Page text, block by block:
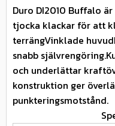
Duro DI2010 Buffalo
tjocka klackar för att
terrängVinklade
snabb
och underlättar
konstruktion ger
punkteringsmotstånd.